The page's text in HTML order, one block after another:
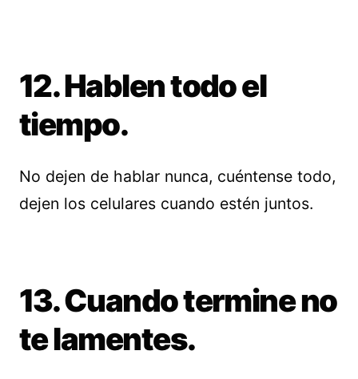
12. Hablen todo el
tiempo.
No dejen de hablar nunca, cuéntense todo,
dejen los celulares cuando estén juntos.
13. Cuando termine no
te lamentes.